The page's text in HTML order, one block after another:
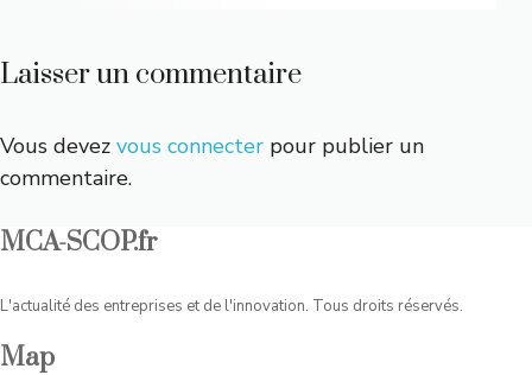
Laisser un commentaire
Vous devez vous connecter pour publier un
commentaire.
MCA-SCOP.fr
L'actualité des entreprises et de l'innovation. Tous droits réservés.
Map